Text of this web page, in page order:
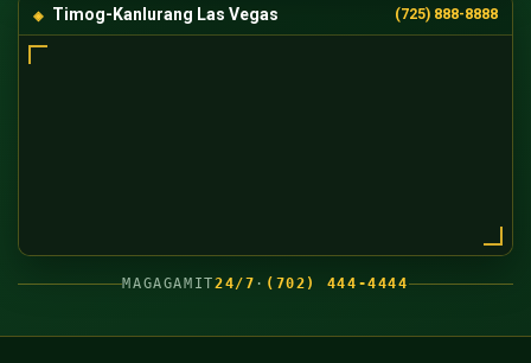
Timog-Kanlurang Las Vegas (725) 888-8888
MAGAGAMIT24/7 · (702) 444-4444